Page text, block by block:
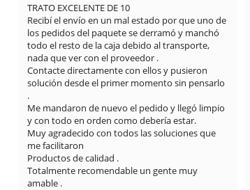
TRATO EXCELENTE DE 10
Recibí el envío en un mal estado por que uno de
los pedidos del paquete se derramó y manchó
todo el resto de la caja debido al transporte,
nada que ver con el proveedor .
Contacte directamente con ellos y pusieron
solución desde el primer momento sin pensarlo
.
Me mandaron de nuevo el pedido y llegó limpio
y con todo en orden como debería estar.
Muy agradecido con todos las soluciones que
me facilitaron
Productos de calidad .
Totalmente recomendable un gente muy
amable .